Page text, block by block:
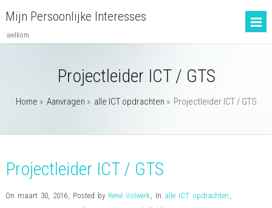
Mijn Persoonlijke Interesses
welkom
Projectleider ICT / GTS
Home » Aanvragen » alle ICT opdrachten » Projectleider ICT / GTS
Projectleider ICT / GTS
On maart 30, 2016, Posted by René Volwerk, In alle ICT opdrachten ,